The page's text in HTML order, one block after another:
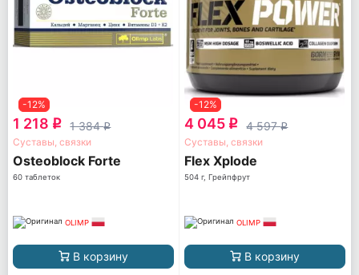
-12%
1 218 q 1 384q
Суставы, связки
Osteoblock Forte
60 таблеток
OLIMP
В корзину
-12%
4 045 q 4 597q
Суставы, связки
Flex Xplode
504 г, Грейпфрут
OLIMP
В корзину